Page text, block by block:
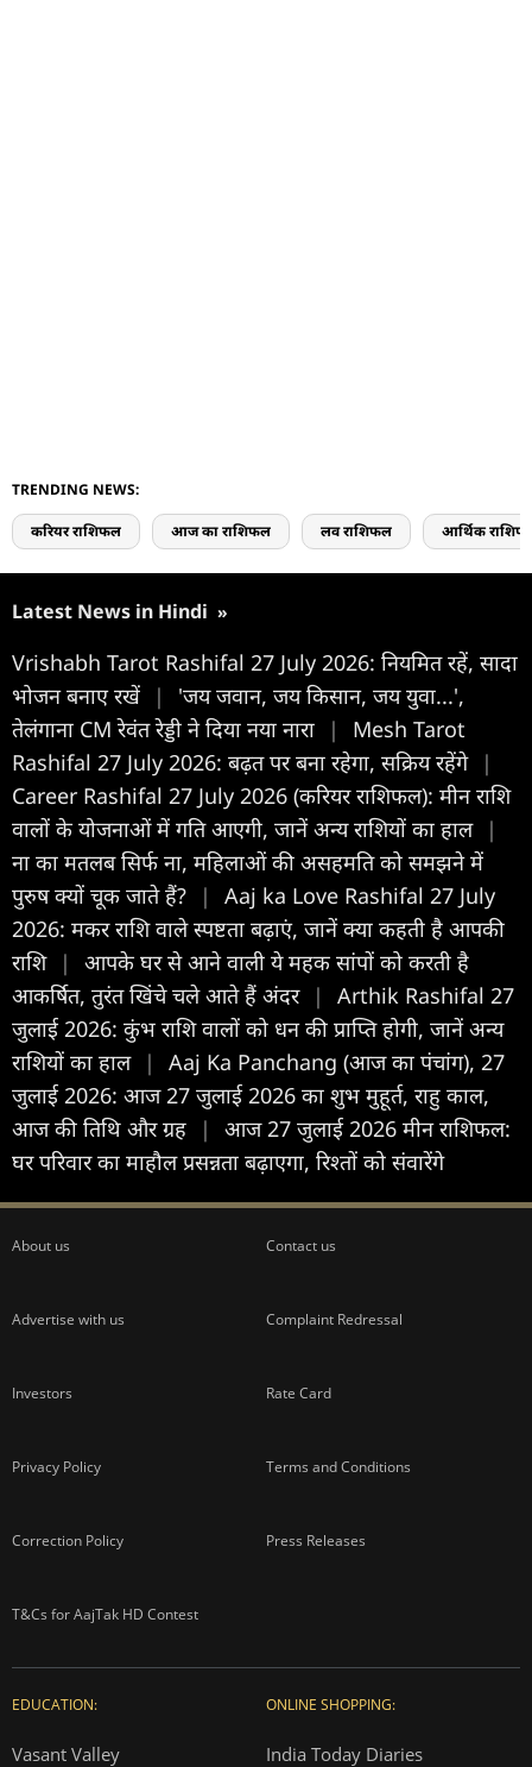
TRENDING NEWS:
करियर राशिफल आज का राशिफल लव राशिफल आर्थिक
Latest News in Hindi »
Vrishabh Tarot Rashifal 27 July 2026: नियमित रहें, सादा
भोजन बनाए रखें
|
'जय जवान, जय किसान, जय युवा...',
तेलंगाना CM रेवंत रेड्डी ने दिया नया नारा
|
Mesh Tarot
Rashifal 27 July 2026: बढ़त पर बना रहेगा, सक्रिय रहेंगे |
Career Rashifal 27 July 2026 (करियर राशिफल): मीन राशि
वालों के योजनाओं में गति आएगी, जानें अन्य राशियों का हाल |
ना का मतलब सिर्फ ना, महिलाओं की असहमति को समझने में
पुरुष क्यों चूक जाते हैं?
|
Aaj ka Love Rashifal 27 July
2026: मकर राशि वाले स्पष्टता बढ़ाएं, जानें क्या कहती है आपकी
राशि |
आपके घर से आने वाली ये महक सांपों को करती है
आकर्षित, तुरंत खिंचे चले आते हैं अंदर |
Arthik Rashifal 27
जुलाई 2026: कुंभ राशि वालों को धन की प्राप्ति होगी, जानें अन्य
राशियों का हाल |
Aaj Ka Panchang (आज का पंचांग), 27
जुलाई 2026: आज 27 जुलाई 2026 का शुभ मुहूर्त, राहु काल,
आज की तिथि और ग्रह
|
आज 27 जुलाई 2026 मीन राशिफल:
घर परिवार का माहौल प्रसन्नता बढ़ाएगा, रिश्तों को संवारेंगे
About us Contact us
Advertise with us Complaint Redressal
Investors Rate Card
Privacy Policy Terms and Conditions
Correction Policy Press Releases
T&Cs for AajTak HD Contest
EDUCATION:
Vasant Valley
ONLINE SHOPPING:
India Today Diaries